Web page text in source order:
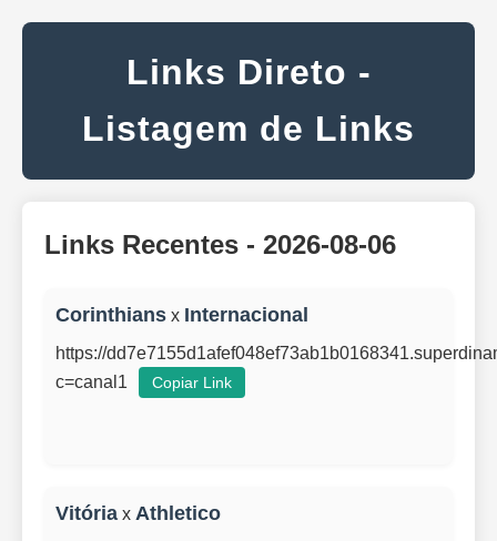
Links Direto -
Listagem de Links
Links Recentes - 2026-08-06
Corinthians x Internacional
https://
c=canal1
Copiar Link
Vitória x Athletico